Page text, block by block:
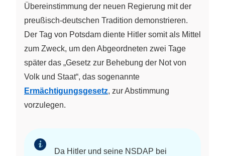
Übereinstimmung der neuen Regierung mit der
preußisch-deutschen Tradition demonstrieren.
Der Tag von Potsdam diente Hitler somit als Mittel
zum Zweck, um den Abgeordneten zwei Tage
später das „Gesetz zur Behebung der Not von
Volk und Staat“, das sogenannte
Ermächtigungsgesetz, zur Abstimmung
vorzulegen.
Da Hitler und seine NSDAP bei